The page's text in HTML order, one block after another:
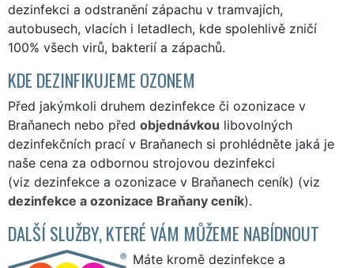
dezinfekci a odstranění zápachu v tramvajích,
autobusech, vlacích i letadlech, kde spolehlivě zničí
100% všech virů, bakterií a zápachů.
KDE DEZINFIKUJEME OZONEM
Před jakýmkoli druhem dezinfekce či ozonizace v
Braňanech nebo před objednávkou libovolných
dezinfekčních prací v Braňanech si prohlédněte jaká je
naše cena za odbornou strojovou dezinfekci
(viz dezinfekce a ozonizace v Braňanech ceník) (viz
dezinfekce a ozonizace Braňany ceník).
DALŠÍ SLUŽBY, KTERÉ VÁM MŮŽEME NABÍDNOUT
Máte kromě dezinfekce a